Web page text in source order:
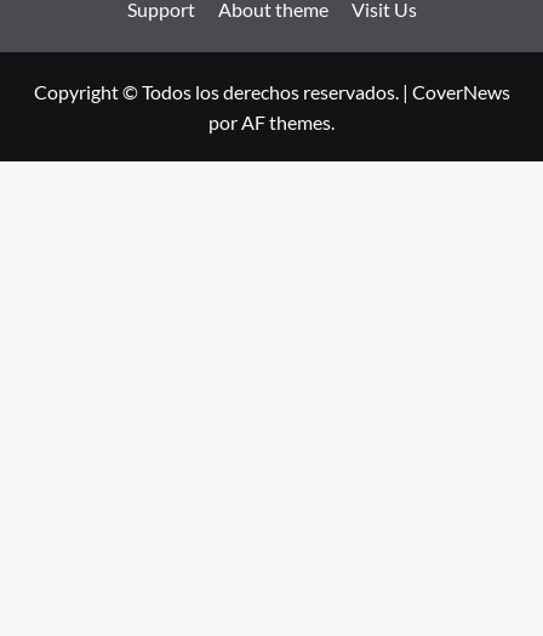
Support About theme Visit Us
Copyright © Todos los derechos reservados. | CoverNews
por AF themes.